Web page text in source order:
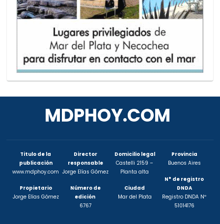
MDPHOY.COM
Titulo de la
publicación
www.mdphoy.com
Propietario
Jorge Elías Gómez
Director
responsable
Jorge Elías Gómez
Número de
edición
6767
Domicilio legal
Castelli 2159 –
Planta alta
Ciudad
Mar del Plata
Provincia
Buenos Aires
N° de registro
DNDA
Registro DNDA Nº
51014176